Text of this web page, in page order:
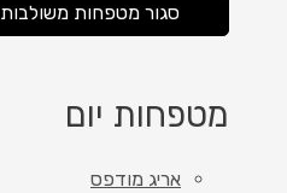
סגור מטפחות משולבות
מטפחות יום
אריג מודפס